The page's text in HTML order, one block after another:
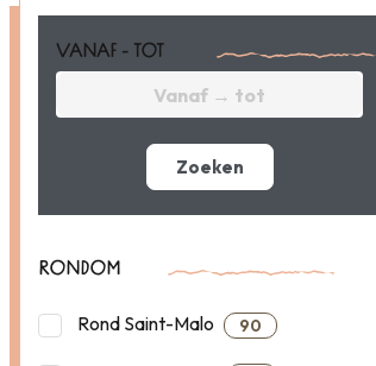
VANAF - TOT
Zoeken
RONDOM
Rond Saint-Malo 90